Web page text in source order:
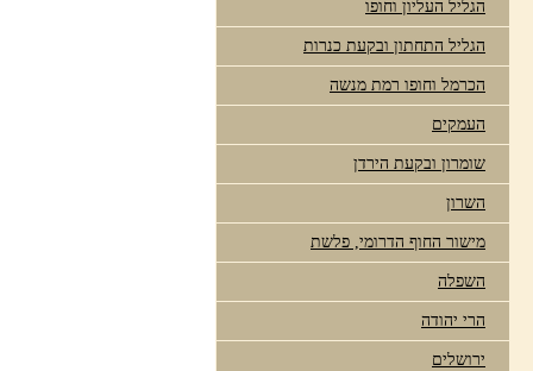
הגליל העליון וחופו
הגליל התחתון ובקעת כנרות
הכרמל וחופו רמת מנשה
העמקים
שומרון ובקעת הירדן
השרון
מישור החוף הדרומי, פלשת
השפלה
הרי יהודה
ירושלים